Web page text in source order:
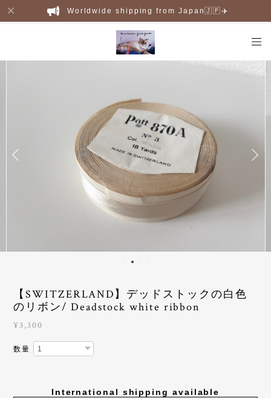
Worldwide shipping from Japan🇯🇵✈️
【SWITZERLAND】デッドストックの白色
のリボン/ Deadstock white ribbon
¥3,300
数量
International shipping available